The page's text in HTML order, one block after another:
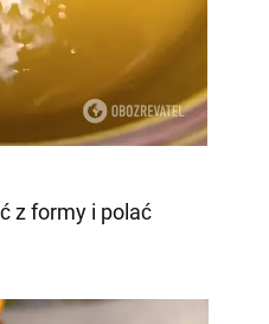
z formy i polać